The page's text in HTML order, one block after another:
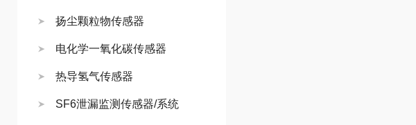
扬尘颗粒物传感器
电化学一氧化碳传感器
热导氢气传感器
SF6泄漏监测传感器/系统